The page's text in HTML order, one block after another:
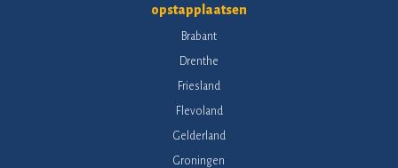
opstapplaatsen
Brabant
Drenthe
Friesland
Flevoland
Gelderland
Groningen